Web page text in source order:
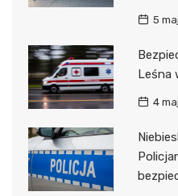
5
Leśna
4